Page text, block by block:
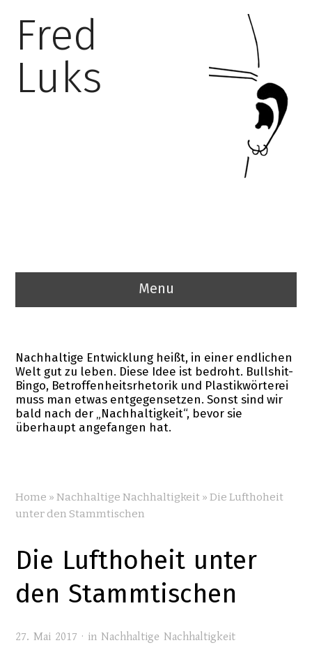
Fred
Luks
Menu
Nachhaltige Entwicklung heißt, in einer endlichen
Welt gut zu leben. Diese Idee ist bedroht. Bullshit-
Bingo, Betroffenheitsrhetorik und Plastikwörterei
muss man etwas entgegensetzen. Sonst sind wir
bald nach der „Nachhaltigkeit“, bevor sie
überhaupt angefangen hat.
Home » Nachhaltige Nachhaltigkeit » Die Lufthoheit
unter den Stammtischen
Die Lufthoheit unter
den Stammtischen
27. Mai 2017 · in Nachhaltige Nachhaltigkeit